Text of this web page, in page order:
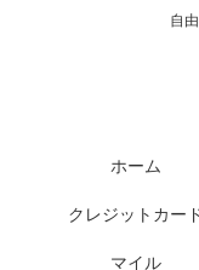
自
ホーム
クレジットカー
マイル